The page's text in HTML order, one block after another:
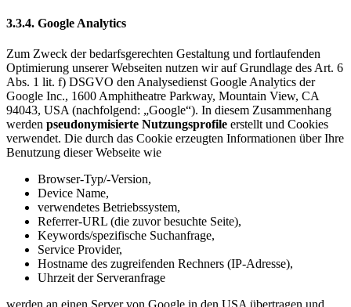
3.3.4. Google Analytics
Zum Zweck der bedarfsgerechten Gestaltung und fortlaufenden
Optimierung unserer Webseiten nutzen wir auf Grundlage des Art. 6
Abs. 1 lit. f) DSGVO den Analysedienst Google Analytics der
Google Inc., 1600 Amphitheatre Parkway, Mountain View, CA
94043, USA (nachfolgend: „Google“). In diesem Zusammenhang
werden pseudonymisierte Nutzungsprofile erstellt und Cookies
verwendet. Die durch das Cookie erzeugten Informationen über Ihre
Benutzung dieser Webseite wie
Browser-Typ/-Version,
Device Name,
verwendetes Betriebssystem,
Referrer-URL (die zuvor besuchte Seite),
Keywords/spezifische Suchanfrage,
Service Provider,
Hostname des zugreifenden Rechners (IP-Adresse),
Uhrzeit der Serveranfrage